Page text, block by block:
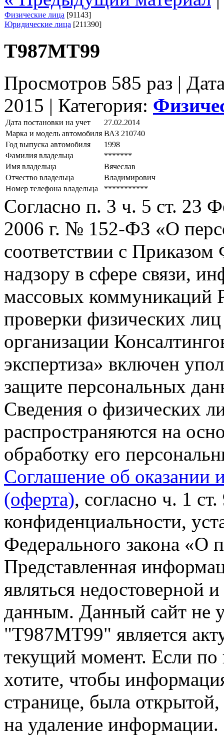
Физические лица [91143]
Юридические лица [211390]
Т987МТ99
Просмотров 585 раз |
2015 | Категория:
Дата постановки на учет
27.02.2014
Марка и модель автомобиля ВАЗ 210740
Год выпуска автомобиля
1998
Фамилия владельца
*******
Имя владельца
Вячеслав
Отчество владельца
Владимирович
Номер телефона владельца
***********
Согласно п. 3 ч. 5 ст. 23
2006 г. № 152-ФЗ «О
соответствии с
надзору в сфере связи,
массовых коммуникаций
проверки физических
организации
экспертиза» включен
защите персональных
Сведения о физических
распространяются на
обработку его
Соглашение об оказании
(оферта), согласно ч. 1
конфиденциальности,
Федерального закона «О
Представленная
являться недостоверной
данным. Данный сайт не
"Т987МТ99" является
текущий момент. Если
хотите, чтобы
странице, была открытой,
на удаление информации.